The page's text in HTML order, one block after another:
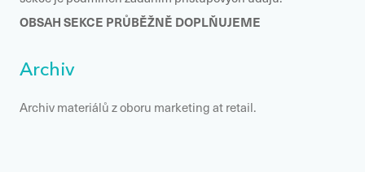
OBSAH SEKCE PRŮBĚŽNĚ DOPLŇUJEME
Archiv
Archiv materiálů z oboru marketing at retail.